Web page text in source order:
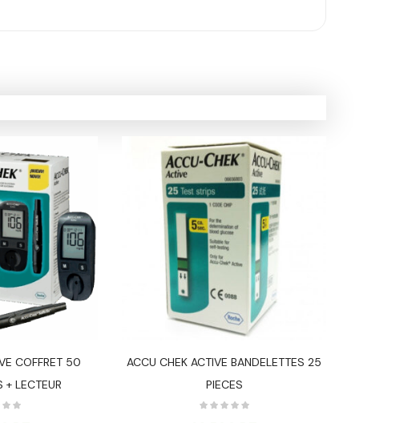
COFFRET 50
+ LECTEUR
ACCU CHEK ACTIVE BANDELETTES 25
PIECES